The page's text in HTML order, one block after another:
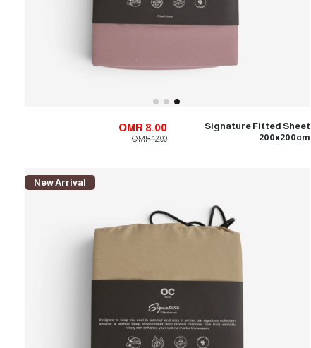
Signature Fitted Sheet
200x200cm
OMR 8.00
OMR 12.00
New Arrival